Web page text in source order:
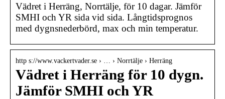
Vädret i Herräng, Norrtälje, för 10 dagar. Jämför
SMHI och YR sida vid sida. Långtidsprognos
med dygnsnederbörd, max och min temperatur.
http s://www.vackertvader.se › … › Norrtälje › Herräng
Vädret i Herräng för 10 dygn.
Jämför SMHI och YR